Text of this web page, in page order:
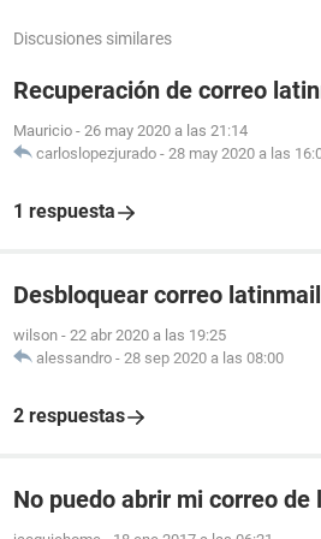
Discusiones similares
Recuperación de correo
Mauricio - 26 may 2020 a las 21:14
carloslopezjurado - 28 may 2020 a las
1 respuesta
Desbloquear correo latinmail
wilson - 22 abr 2020 a las 19:25
alessandro - 28 sep 2020 a las 08:00
2 respuestas
No puedo abrir mi correo de